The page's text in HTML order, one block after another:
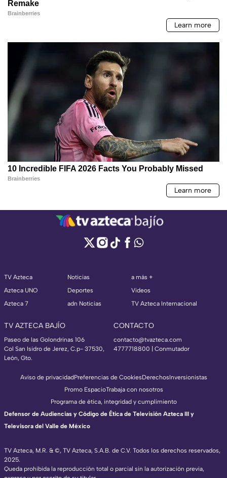
TV Azteca
Azteca UNO
Azteca 7
Noticias
Deportes
adn Noticias
a más +
Videos
TV Azteca Internacional
TV AZTECA BAJÍO
Paseo de las Golondrinas 106
Col San Isidro de Jerez, C.p- 37530,
León, Gto.
CONTACTO
contacto@tvazteca.com
4777718800 | Conmutador
TV Azteca, M.R. & ©, TV Azteca, S.A.B. de C.V. Todos los derechos reservados,
2025.
Queda prohibida la reproducción total o parcial sin la autorización previa,
Aviso de privacidadPreferencias de CookiesDerechosInversionistas
Promo EspacioTrabaja con nosotros
Programa de ética, integridad y cumplimiento
Defensor de Audiencias y Código de Ética de Televisión Azteca III y
Televisora del Valle de México